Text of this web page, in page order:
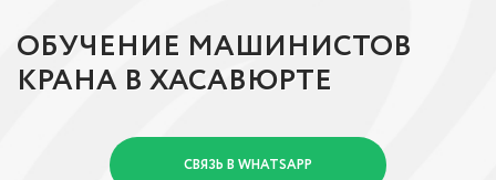
ОБУЧЕНИЕ МАШИНИСТОВ
КРАНА В ХАСАВЮРТЕ
СВЯЗЬ В WHATSAPP